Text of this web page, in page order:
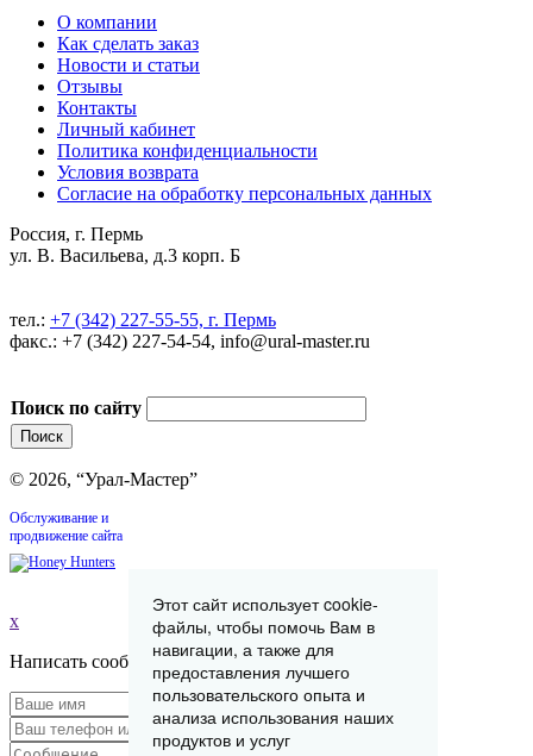
О компании
Как сделать заказ
Новости и статьи
Отзывы
Контакты
Личный кабинет
Политика конфиденциальности
Условия возврата
Согласие на обработку персональных данных
Россия, г. Пермь
ул. В. Васильева, д.3 корп. Б
тел.: +7 (342) 227-55-55, г. Пермь
факс.: +7 (342) 227-54-54, info@ural-master.ru
Поиск по сайту
© 2026, “Урал-Мастер”
Обслуживание и
продвижение сайта
x
Написать сообщение
Этот сайт использует cookie-
файлы, чтобы помочь Вам в
навигации, а также для
предоставления лучшего
пользовательского опыта и
анализа использования наших
продуктов и услуг